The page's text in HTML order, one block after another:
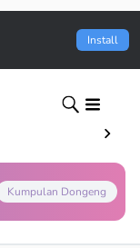
Install
Kumpulan Dongeng